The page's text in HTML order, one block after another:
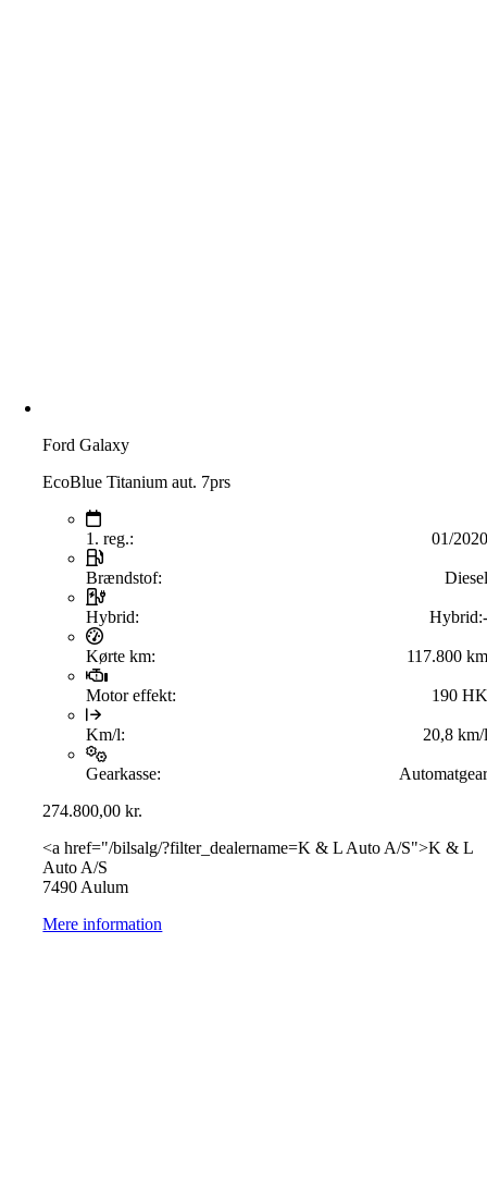
Ford Galaxy
EcoBlue Titanium aut. 7prs
1. reg.: 01/2020
Brændstof: Diesel
Hybrid: Hybrid:-
Kørte km: 117.800 km
Motor effekt: 190 HK
Km/l: 20,8 km/l
Gearkasse:
Automatgear
274.800,00kr.
<a href="/bilsalg/?filter_dealername=K & L Auto A/S">K & L
Auto A/S
7490 Aulum
Mere information